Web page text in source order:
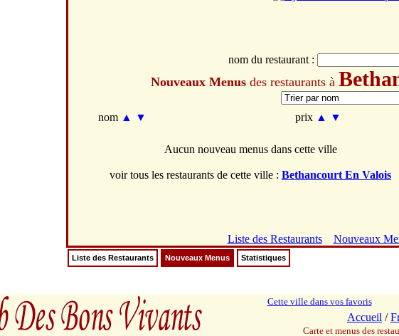
nom du restaurant :
Nouveaux Menusdes restaurants à
nom ▲ ▼ prix ▲ ▼
Aucun nouveau menus dans cette ville
voir tous les restaurants de cette ville : Bethancourt En Valois
Liste des Restaurants Nouveaux
Liste des Restaurants Nouveaux Menus Statistiques
Cette ville dans vos favoris
Accueil /
Carte et menus des